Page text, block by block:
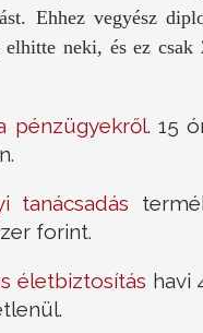
Ehhez vegyész
neki, és ez csak
pénzügyekről. 15
tanácsadás
forint.
életbiztosítás havi